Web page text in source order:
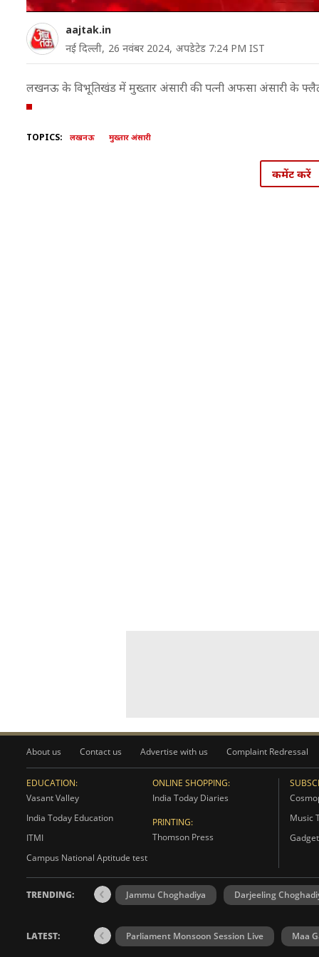
aajtak.in
नई दिल्ली, 26 नवंबर 2024, अपडेटेड 7:24 PM IST
लखनऊ के विभूतिखंड में मुख्तार अंसारी की पत्नी अफसा अंसारी के फ्लैट
TOPICS: लखनऊ मुख्तार अंसारी
कमेंट करें
About us Contact us Advertise with us Complaint Redressal
EDUCATION:
Vasant Valley
India Today Education
ITMI
Campus National Aptitude test
ONLINE SHOPPING:
India Today Diaries
PRINTING:
Thomson Press
Music
TRENDING: Jammu Choghadiya Darjeeling
LATEST: Parliament Monsoon Session Live Maa